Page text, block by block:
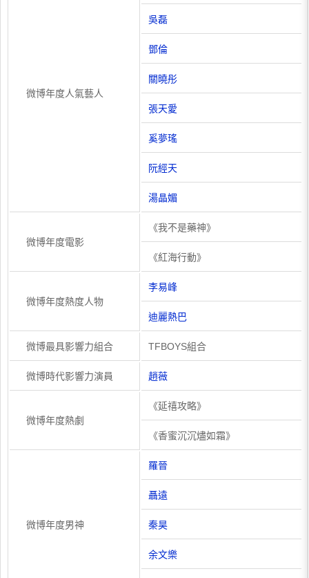
微博年度人氣藝人
吳磊
鄧倫
關曉彤
張天愛
奚夢瑤
阮經天
湯晶媚
微博年度電影
《我不是藥神》
《紅海行動》
微博年度熱度人物
李易峰
迪麗熱巴
微博最具影響力組合 TFBOYS組合
微博時代影響力演員 趙薇
微博年度熱劇
《延禧攻略》
《香蜜沉沉燼如霜》
微博年度男神
羅晉
聶遠
秦昊
余文樂